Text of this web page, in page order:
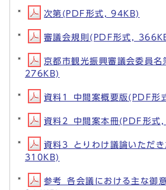
次第(PDF形式, 94KB)
審議会規則(PDF形式,
京都市観光振興審議会委員名
276KB)
資料1_中間案概要版(PDF
資料2_中間案本冊(PDF形
資料3_とりわけ議論いただ
310KB)
参考_各会議における主な御